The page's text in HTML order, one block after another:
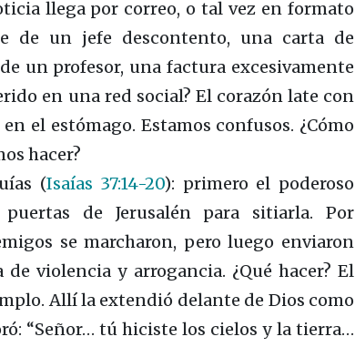
llega por correo, o tal vez en formato
de un jefe descontento, una carta de
un profesor, una factura excesivamente
en una red social? El corazón late con
el estómago. Estamos confusos. ¿Cómo
hacer?
(Isaías 37:14-20): primero el poderoso
de Jerusalén para sitiarla. Por
se marcharon, pero luego enviaron
violencia y arrogancia. ¿Qué hacer? El
Allí la extendió delante de Dios como
“Señor… tú hiciste los cielos y la tierra…